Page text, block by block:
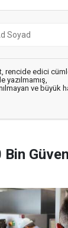
rencide edici
yazılmamış,
ve büyük
Bin